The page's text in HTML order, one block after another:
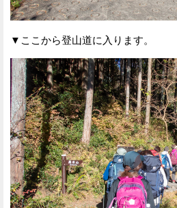
▼ここから登山道に入ります。